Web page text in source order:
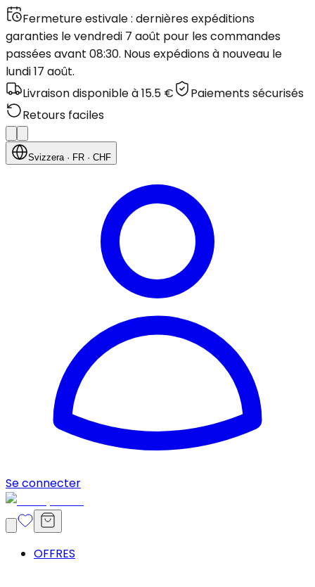
Fermeture estivale : dernières expéditions
garanties le vendredi 7 août pour les commandes
passées avant 08:30. Nous expédions à nouveau le
lundi 17 août.
Livraison disponible à 15.5 €
Paiements sécurisés
Retours faciles
Svizzera· FR · CHF
Se connecter
OFFRES